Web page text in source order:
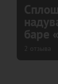
баре
2 отзыва